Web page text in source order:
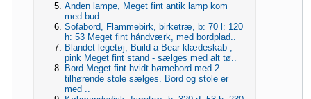
Anden lampe, Meget fint antik lamp kom
med bud
Sofabord, Flammebirk, birketræ, b: 70 l: 120
h: 53 Meget fint håndværk, med bordplad..
Blandet legetøj, Build a Bear klædeskab ,
pink Meget fint stand - sælges med alt tø..
Bord Meget fint hvidt børnebord med 2
tilhørende stole sælges. Bord og stole er
med ..